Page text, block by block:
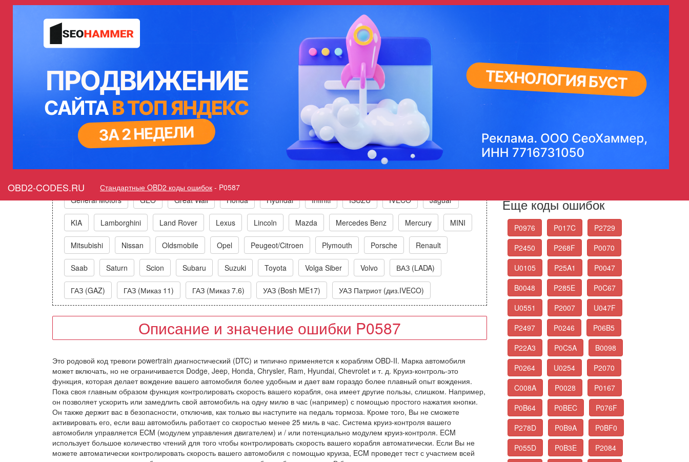
OBD2-CODES.RU Стандартные OBD2 коды ошибок - P0587
Ошибка P0587 Система поддержания скорости (круиз-контроль), управление продувкой - низкое
напряжение цепи
Горит ошибка Check Engine P0587 Cruise Control Vent Control Circuit Low
Коды ошибок по маркам автомобилей
General Motors GEO Great Wall Honda Hyundai Infiniti ISUZU IVECO Jaguar
KIA Lamborghini Land Rover Lexus Lincoln Mazda Mercedes Benz Mercury MINI
Mitsubishi Nissan Oldsmobile Opel Peugeot/Citroen Plymouth Porsche Renault
Saab Saturn Scion Subaru Suzuki Toyota Volga Siber Volvo ВАЗ (LADA)
ГАЗ (GAZ) ГАЗ (Миказ 11) ГАЗ (Миказ 7.6) УАЗ (Bosh ME17) УАЗ Патриот (диз.IVECO)
Описание и значение ошибки P0587
Это родовой код тревоги powertrain диагностический (DTC) и типично применяется к кораблям OBD-II. Марка автомобиля
может включать, но не ограничивается Dodge, Jeep, Honda, Chrysler, Ram, Hyundai, Chevrolet и т. д. Круиз-контроль-это
функция, которая делает вождение вашего автомобиля более удобным и дает вам гораздо более плавный опыт вождения.
Пока своя главным образом функция контролировать скорость вашего корабля, она имеет другие пользы, слишком. Например,
он позволяет ускорить или замедлить свой автомобиль на одну милю в час (например) с помощью простого нажатия кнопки.
Он также держит вас в безопасности, отключив, как только вы наступите на педаль тормоза. Кроме того, Вы не сможете
активировать его, если ваш автомобиль работает со скоростью менее 25 миль в час. Система круиз-контроля вашего
автомобиля управляется ECM (модулем управления двигателем) и / или потенциально модулем круиз-контроля. ECM
использует большое количество чтений для того чтобы контролировать скорость вашего корабля автоматически. Если Вы не
можете автоматически контролировать скорость вашего автомобиля с помощью круиза, ECM проведет тест с участием всей
Стандартные коды
ошибок OBD-II
Еще коды ошибок
P0976 P017C
P2729
P2450
P268F
P0070
U0105
P25A1
P0047
B0048
P285E
P0C67
U0551
P2007
U047F
P2497
P0246
P06B5
P22A3
P0C5A
B0098
P0264
U0254
P2070
C008A
P0028
P0167
P0B64
P0BEC
P076F
P278D
P0B9A
P0BF0
P055D
P0B3E
P2084